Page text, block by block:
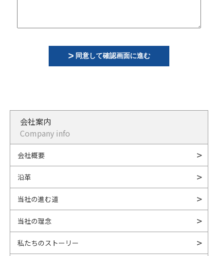
同意して確認画面に進む
会社案内
Company info
会社概要
沿革
当社の進む道
当社の理念
私たちのストーリー